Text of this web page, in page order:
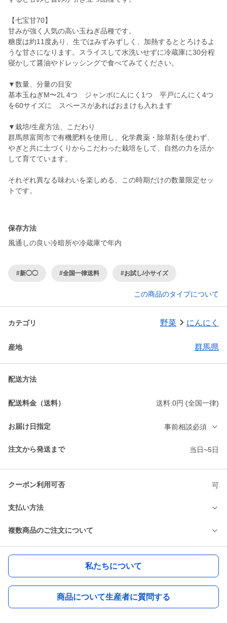
【七宝甘70】
甘みが強く人気の高い玉ねぎ品種です。
糖度は約11度あり、生ではみずみずしく、加熱するととろけるよ
うな甘さになります。スライスして水洗いせずに冷蔵庫に30分程
寝かして醤油やドレッシングで食べてみてください。
▼数量、分量の目安
基本玉ねぎM〜2L 4つ ジャンボにんにく1つ 平戸にんにく4つ
を60サイズに スペースがあればおまけも入れます
▼栽培/生産方法、こだわり
群馬県富岡市で有機肥料を使用し、化学農薬・除草剤を使わず、
やぎと共に土づくりからこだわった栽培をして、自然の力を活か
して育てています。
それぞれ異なる味わいを楽しめる、この時期だけの数量限定セッ
トです。
保存方法
風通しの良い冷暗所や冷蔵庫で年内
#新◯◯ #全国一律送料 #お試し/小サイズ
この商品のタイプについて
カテゴリ 野菜 にんにく
産地 群馬県
配送方法
配送料金（送料） 送料:0円 (全国一律)
お届け日指定 事前相談必須
注文から発送まで 当日~5日
クーポン利用可否 可
支払い方法
複数商品のご注文について
私たちについて
商品について生産者に質問する